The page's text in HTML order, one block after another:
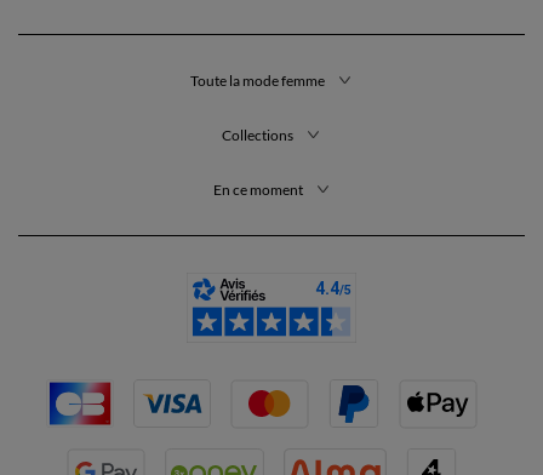
Toute la mode femme
Collections
En ce moment